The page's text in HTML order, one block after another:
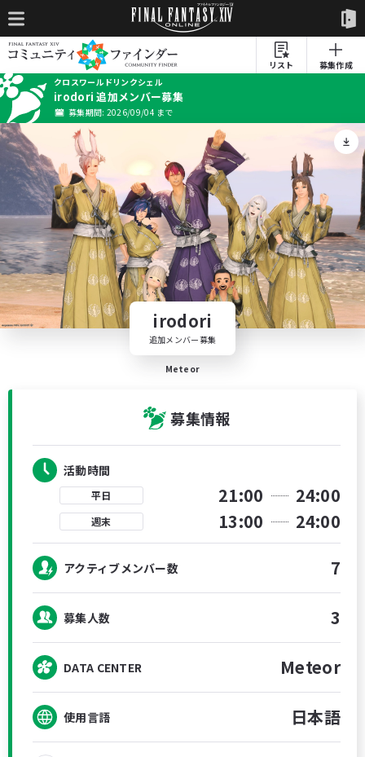
リスト
募集作成
クロスワールドリンクシェル
irodori 追加メンバー募集
募集期間: 2026/09/04 まで
irodori
追加メンバー募集
Meteor
募集情報
活動時間
平日 21:00 24:00
週末 13:00 24:00
アクティブメンバー数 7
募集人数 3
DATA CENTER Meteor
使用言語 日本語